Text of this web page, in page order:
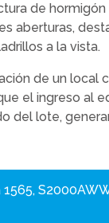
de
aberturas,
a la vista.
de un local
el ingreso al
del lote,